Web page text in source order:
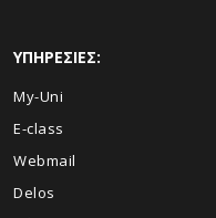
ΥΠΗΡΕΣΙΕΣ:
My-Uni
E-class
Webmail
Delos